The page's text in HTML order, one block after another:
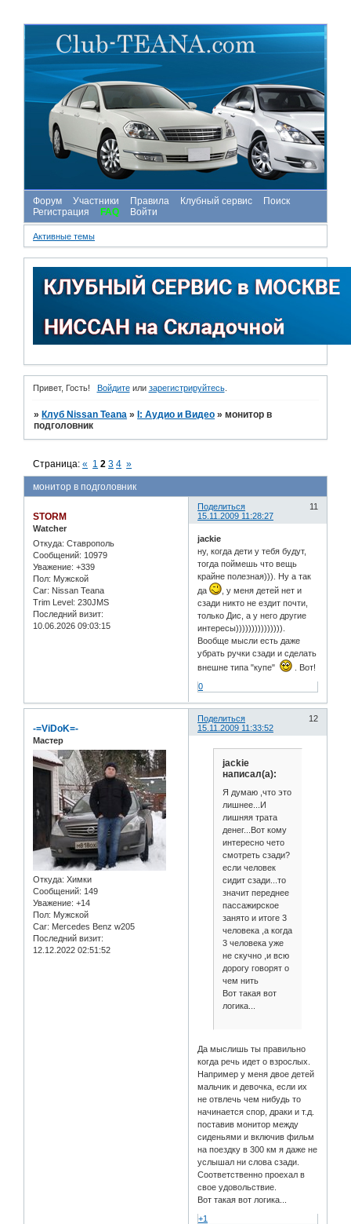
Форум Участники Правила Клубный сервис
Поиск
Регистрация
FAQ Войти
Активные темы
Привет, Гость! Войдитеили зарегистрируйтесь.
» Клуб Nissan Teana » I: Аудио и Bидео »монитор в
подголовник
монитор в подголовник
Страница:« 1 2 3 4 »
Поделиться
11
15.11.2009 11:28:27
STORM
Watcher
Откуда: Ставрополь
Сообщений: 10979
Уважение: +339
Пол: Мужской
Car: Nissan Teana
Trim Level: 230JMS
Последний визит:
10.06.2026 09:03:15
jackie
ну, когда дети у тебя будут,
тогда поймешь что вещь
крайне полезная))). Ну а так
да
, у меня детей нет и
сзади никто не ездит почти,
только Дис, а у него другие
интересы))))))))))))))).
Вообще мысли есть даже
убрать ручки сзади и сделать
внешне типа "купе"
. Вот!
0
Поделиться
12
15.11.2009 11:33:52
-=ViDoK=-
Мастер
Откуда: Химки
Сообщений: 149
Уважение: +14
Пол: Мужской
Car: Mercedes Benz w205
Последний визит:
12.12.2022 02:51:52
jackie
написал(а):
Я думаю ,что это
лишнее...И
лишняя трата
денег...Вот кому
интересно чето
смотреть сзади?
если человек
сидит сзади...то
значит переднее
пассажирское
занято и итоге 3
человека ,а когда
3 человека уже
не скучно ,и всю
дорогу говорят о
чем нить
Вот такая вот
логика...
Да мыслишь ты правильно
когда речь идет о взрослых.
Например у меня двое детей
мальчик и девочка, если их
не отвлечь чем нибудь то
начинается спор, драки и т.д.
поставив монитор между
сиденьями и включив фильм
на поездку в 300 км я даже не
услышал ни слова сзади.
Соответственно проехал в
свое удовольствие.
Вот такая вот логика...
+1